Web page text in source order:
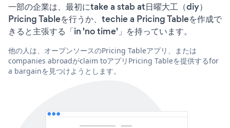
一部の企業は、最初にtake a stab at日曜大工（diy）
Pricing Tableを行うか、techie a Pricing Tableを作成で
きると主張する「in 'no time'」を持っています。
他の人は、オープンソースのPricing Tableアプリ、または
companies abroadがclaim toアプリPricing Tableを提供するfor
a bargainを見つけようとします。